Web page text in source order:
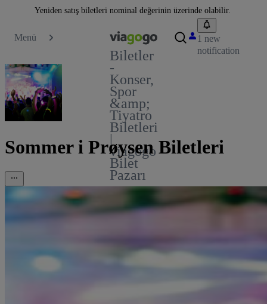
Yeniden satış biletleri nominal değerinin üzerinde olabilir.
Menü
Biletler
-
Konser,
Spor
&amp;
Tiyatro
Biletleri
|
viagogo
Bilet
Pazarı
1 new
notification
Sommer i Prøysen Biletleri